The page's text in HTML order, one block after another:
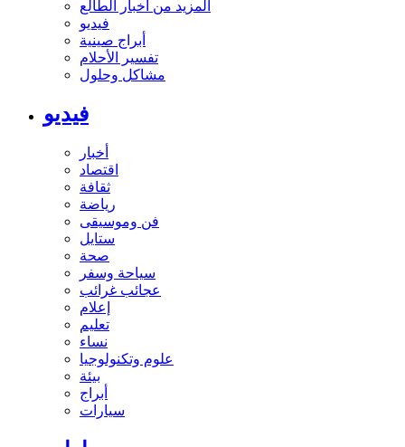
المزيد من أخبار الطالع
فيديو
أبراج صينية
تفسير الأحلام
مشاكل وحلول
فيديو
أخبار
اقتصاد
ثقافة
رياضة
فن وموسيقى
ستايل
صحة
سياحة وسفر
عجائب غرائب
إعلام
تعليم
نساء
علوم وتكنولوجيا
بيئة
أبراج
سيارات